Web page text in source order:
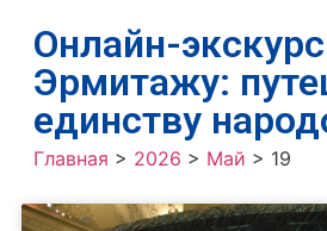
Онлайн-
Эрмитажу:
единству
Главная > 2026 > Май > 19